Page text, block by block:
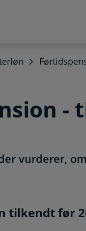
-
vurderer,
tilkendt før